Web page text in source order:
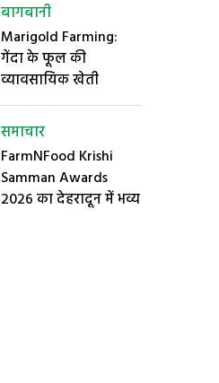
बागबानी
Marigold Farming:
गेंदा के फूल की
व्यावसायिक खेती
समाचार
FarmNFood Krishi
Samman Awards
2026 का देहरादून में भव्य